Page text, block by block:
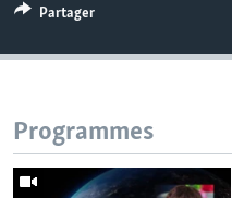
Partager
Programmes